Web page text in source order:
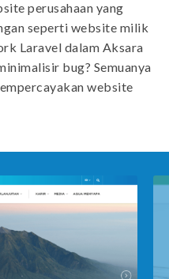
perusahaan yang
seperti website milik
Laravel dalam Aksara
bug? Semuanya
website